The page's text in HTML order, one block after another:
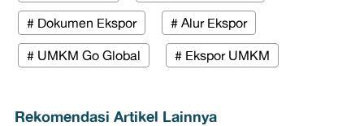
# Dokumen Ekspor # Alur Ekspor
# UMKM Go Global # Ekspor UMKM
Rekomendasi Artikel Lainnya